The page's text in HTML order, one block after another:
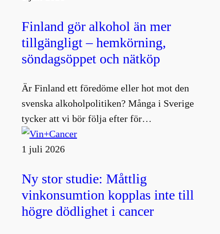
Finland gör alkohol än mer
tillgängligt – hemkörning,
söndagsöppet och nätköp
Är Finland ett föredöme eller hot mot den
svenska alkoholpolitiken? Många i Sverige
tycker att vi bör följa efter för…
1 juli 2026
Ny stor studie: Måttlig
vinkonsumtion kopplas inte till
högre dödlighet i cancer